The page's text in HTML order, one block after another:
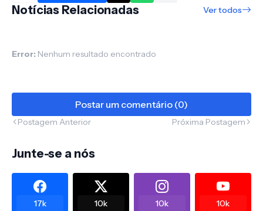
Notícias Relacionadas Ver todos
Error: Nenhum resultado encontrado
Postar um comentário (0)
Postagem Anterior Próxima Postagem
Junte-se a nós
17k 10k 10k 10k